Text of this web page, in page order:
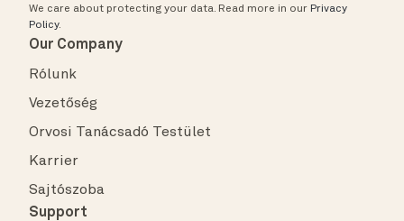
We care about protecting your data. Read more in our Privacy
Policy.
Our Company
Rólunk
Vezetőség
Orvosi Tanácsadó Testület
Karrier
Sajtószoba
Support